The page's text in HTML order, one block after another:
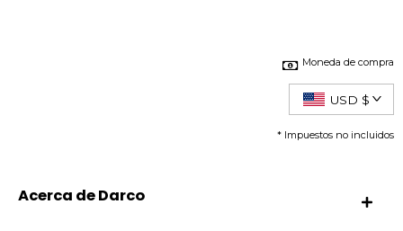
Moneda de compra
USD $
* Impuestos no incluidos
Acerca de Darco